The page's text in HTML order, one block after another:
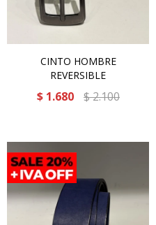
CINTO HOMBRE
REVERSIBLE
$ 1.680 $2.100